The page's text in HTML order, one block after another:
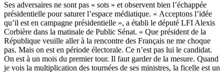
Ses adversaires ne sont pas « sots » et observent bien l’échappée
présidentielle pour saturer l’espace médiatique. « Acceptons l’idée
qu’il est en campagne présidentielle », a établi le député LFI Alexis
Corbière dans la matinale de Public Sénat. « Que président de la
République veuille aller à la rencontre des Français ne me choque
pas. Mais on est en période électorale. Ce n’est pas lui le candidat.
On est à un mois du premier tour. Il faut garder de la mesure. Quand
je vois la multiplication des tournées de ses ministres, la ficelle est un